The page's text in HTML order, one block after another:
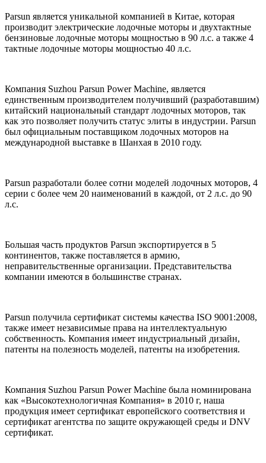
Parsun является уникальной компанией в Китае, которая
производит электрические лодочные моторы и двухтактные
бензиновые лодочные моторы мощностью в 90 л.с. а также 4
тактные лодочные моторы мощностью 40 л.с.
Компания Suzhou Parsun Power Machine, является
единственным производителем получивший (разработавшим)
китайский национальный стандарт лодочных моторов, так
как это позволяет получить статус элиты в индустрии. Parsun
был официальным поставщиком лодочных моторов на
международной выставке в Шанхая в 2010 году.
Parsun разработали более сотни моделей лодочных моторов, 4
серии с более чем 20 наименований в каждой, от 2 л.с. до 90
л.с.
Большая часть продуктов Parsun экспортируется в 5
континентов, также поставляется в армию,
неправительственные организации. Представительства
компании имеются в большинстве странах.
Parsun получила сертификат системы качества ISO 9001:2008,
также имеет независимые права на интеллектуальную
собственность. Компания имеет индустриальный дизайн,
патенты на полезность моделей, патенты на изобретения.
Компания Suzhou Parsun Power Machine была номинирована
как «Высокотехнологичная Компания» в 2010 г, наша
продукция имеет сертификат европейского соответствия и
сертификат агентства по защите окружающей среды и DNV
сертификат.